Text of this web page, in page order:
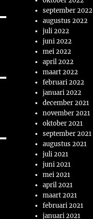
september 2022
augustus 2022
juli 2022
juni 2022
mei 2022
april 2022
maart 2022
februari 2022
januari 2022
december 2021
november 2021
oktober 2021
september 2021
augustus 2021
juli 2021
juni 2021
mei 2021
april 2021
maart 2021
februari 2021
januari 2021